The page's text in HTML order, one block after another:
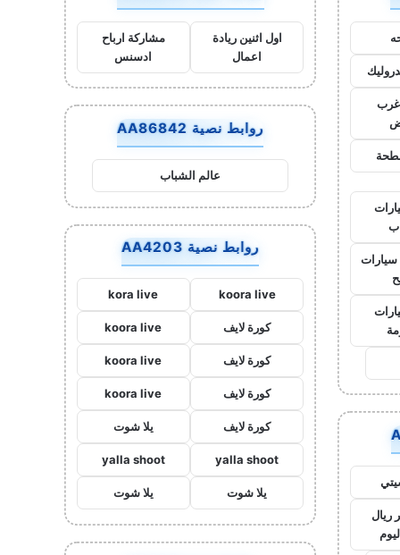
ريال
اول اثنين ريادة
اعمال
مشاركة ارباح
ادسنس
روابط نصية AA86842
عالم الشباب
روابط نصية AA4203
koora live
kora live
كورة لايف koora live
كورة لايف koora live
كورة لايف koora live
كورة لايف يلا شوت
yalla shoot
yalla shoot
يلا شوت يلا شوت